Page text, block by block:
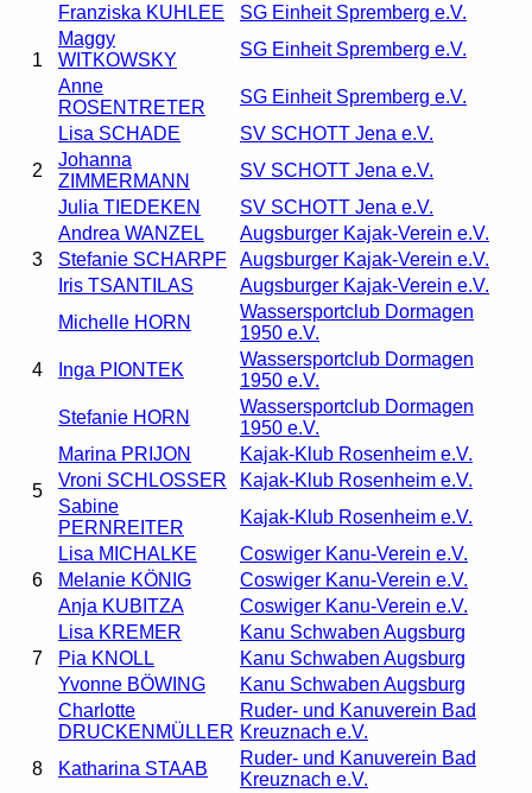
1
Franziska KUHLEE
SG Einheit Spremberg e.V.
Maggy
WITKOWSKY
SG Einheit Spremberg e.V.
Anne
ROSENTRETER
SG Einheit Spremberg e.V.
2
Lisa SCHADE
SV SCHOTT Jena e.V.
Johanna
ZIMMERMANN
SV SCHOTT Jena e.V.
Julia TIEDEKEN
SV SCHOTT Jena e.V.
3
Andrea WANZEL
Augsburger Kajak-Verein e.V.
Stefanie SCHARPF
Augsburger Kajak-Verein e.V.
Iris TSANTILAS
Augsburger Kajak-Verein e.V.
4
Michelle HORN
Wassersportclub Dormagen
1950 e.V.
Inga PIONTEK
Wassersportclub Dormagen
1950 e.V.
Stefanie HORN
Wassersportclub Dormagen
1950 e.V.
5
Marina PRIJON
Kajak-Klub Rosenheim e.V.
Vroni SCHLOSSER
Kajak-Klub Rosenheim e.V.
Sabine
PERNREITER
Kajak-Klub Rosenheim e.V.
6
Lisa MICHALKE
Coswiger Kanu-Verein e.V.
Melanie KÖNIG
Coswiger Kanu-Verein e.V.
Anja KUBITZA
Coswiger Kanu-Verein e.V.
7
Lisa KREMER
Kanu Schwaben Augsburg
Pia KNOLL
Kanu Schwaben Augsburg
Yvonne BÖWING
Kanu Schwaben Augsburg
8
Charlotte
DRUCKENMÜLLER
Ruder- und Kanuverein Bad
Kreuznach e.V.
Katharina STAAB
Ruder- und Kanuverein Bad
Kreuznach e.V.